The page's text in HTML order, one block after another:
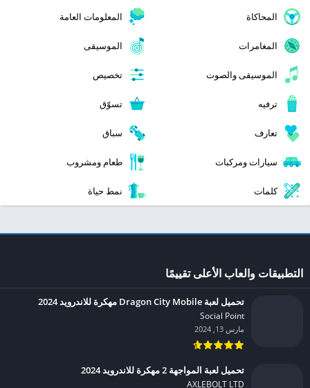
المحاكاة المعلومات العامة
المغامرات الموسيقى
الموسيقى والصوت تخصيص
ترفيه تسوّق
تعارف سباق
سيارات ومركبات طعام ومشروب
كلمات نمط حياة
التطبيقات والعاب الأعلى تقييمًا
تحميل لعبة Dragon City Mobile مهكرة للاندرويد 2024
Social Point‏
مارس 13, 2024
تحميل لعبة المواجهة 2 مهكرة للاندرويد 2024
AXLEBOLT LTD‏